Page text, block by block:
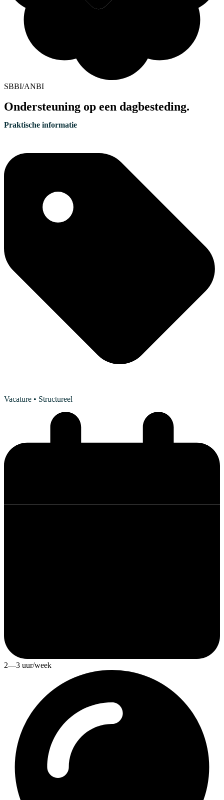
SBBI/ANBI
Ondersteuning op een dagbesteding.
Praktische informatie
Vacature • Structureel
2—3 uur/week